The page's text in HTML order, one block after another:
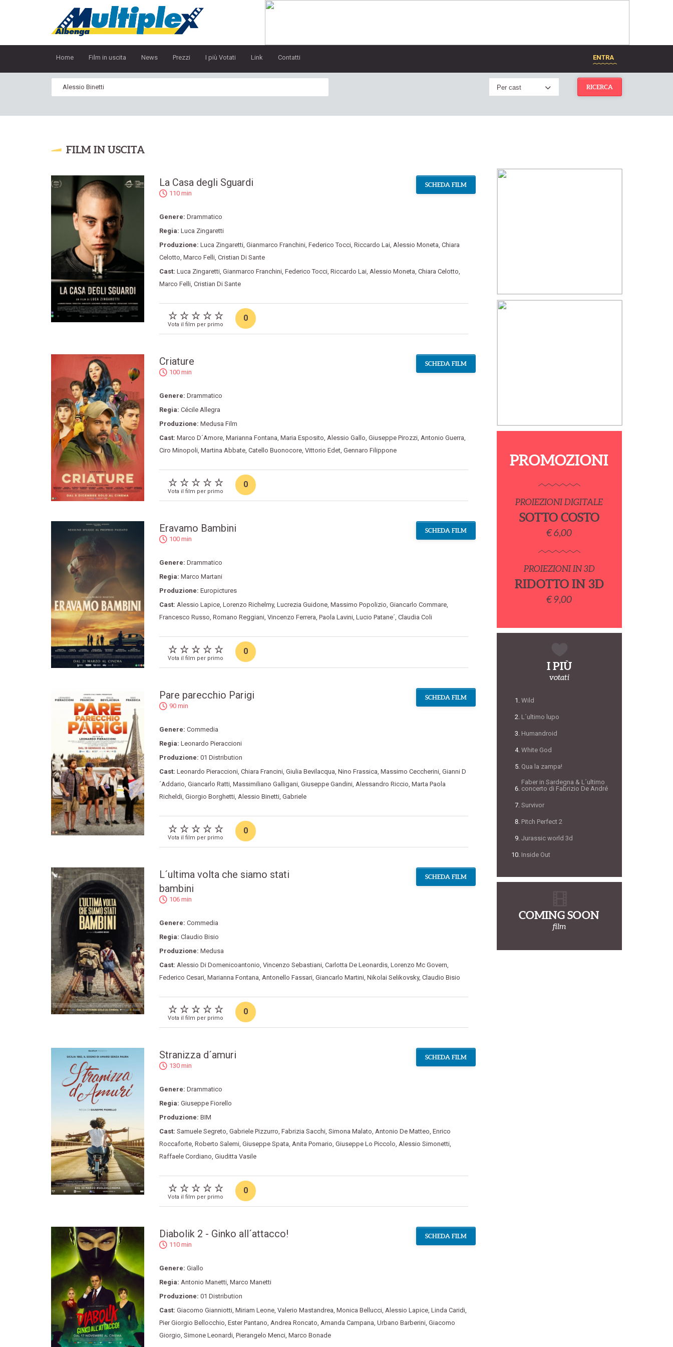
Home Film in uscita News Prezzi I più Votati Link Contatti ENTRA
Per cast RICERCA
FILM IN USCITA
La Casa degli Sguardi
110 min
Genere: Drammatico
Regia: Luca Zingaretti
Produzione: Luca Zingaretti, Gianmarco Franchini, Federico Tocci, Riccardo Lai, Alessio Moneta, Chiara
Celotto, Marco Felli, Cristian Di Sante
Cast: Luca Zingaretti, Gianmarco Franchini, Federico Tocci, Riccardo Lai, Alessio Moneta, Chiara Celotto,
Marco Felli, Cristian Di Sante
SCHEDA FILM
Vota il film per primo
0
Criature
100 min
Genere: Drammatico
Regia: Cécile Allegra
Produzione: Medusa Film
Cast: Marco D´Amore, Marianna Fontana, Maria Esposito, Alessio Gallo, Giuseppe Pirozzi, Antonio Guerra,
Ciro Minopoli, Martina Abbate, Catello Buonocore, Vittorio Edet, Gennaro Filippone
SCHEDA FILM
Vota il film per primo
0
Eravamo Bambini
100 min
Genere: Drammatico
Regia: Marco Martani
Produzione: Europictures
Cast: Alessio Lapice, Lorenzo Richelmy, Lucrezia Guidone, Massimo Popolizio, Giancarlo Commare,
Francesco Russo, Romano Reggiani, Vincenzo Ferrera, Paola Lavini, Lucio Patane´, Claudia Coli
SCHEDA FILM
Vota il film per primo
0
Pare parecchio Parigi
90 min
Genere: Commedia
Regia: Leonardo Pieraccioni
Produzione: 01 Distribution
Cast: Leonardo Pieraccioni, Chiara Francini, Giulia Bevilacqua, Nino Frassica, Massimo Ceccherini, Gianni D
´Addario, Giancarlo Ratti, Massimiliano Galligani, Giuseppe Gandini, Alessandro Riccio, Marta Paola
Richeldi, Giorgio Borghetti, Alessio Binetti, Gabriele
SCHEDA FILM
Vota il film per primo
0
L´ultima volta che siamo stati
bambini
106 min
Genere: Commedia
Regia: Claudio Bisio
Produzione: Medusa
Cast: Alessio Di Domenicoantonio Vincenzo Sebastiani, Carlotta De Leonardis, Lorenzo Mc Govern
Federico Cesari, Marianna Fontana Antonello Fassari, Giancarlo Martini, Nikolai Selikovsky, Claudio Bisio
SCHEDA FILM
Vota il film per primo
0
Stranizza d´amuri
130 min
Genere: Drammatico
Regia: Giuseppe Fiorello
Produzione: BIM
Cast: Samuele Segreto, Gabriele Pizzurro, Fabrizia Sacchi, Simona Malato, Antonio De Matteo, Enrico
Roccaforte, Roberto Salemi, Giuseppe Spata, Anita Pomario, Giuseppe Lo Piccolo, Alessio Simonetti,
Raffaele Cordiano, Giuditta Vasile
SCHEDA FILM
Vota il film per primo
0
Diabolik 2 - Ginko all´attacco!
110 min
Genere: Giallo
Regia: Antonio Manetti, Marco Manetti
Produzione: 01 Distribution
Cast: Giacomo Gianniotti, Miriam Leone, Valerio Mastandrea, Monica Bellucci, Alessio Lapice, Linda Caridi,
Pier Giorgio Bellocchio, Ester Pantano, Andrea Roncato, Amanda Campana, Urbano Barberini, Giacomo
Giorgio, Simone Leonardi, Pierangelo Menci, Marco Bonade
SCHEDA FILM
PROMOZIONI
PROIEZIONI DIGITALE
SOTTO COSTO
€ 6,00
PROIEZIONI IN 3D
RIDOTTO IN 3D
€ 9,00
I PIÙ
votati
Wild
L´ultimo lupo
Humandroid
White God
Qua la zampa!
Faber in Sardegna & L´ultimo
concerto di Fabrizio De André
Survivor
Pitch Perfect 2
Jurassic world 3d
Inside Out
COMING SOON
film